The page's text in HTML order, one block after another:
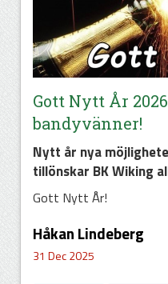
Gott Nytt År
bandyvänner!
Nytt år nya
tillönskar BK Wiking
Gott Nytt År!
Håkan Lindeberg
31 Dec 2025